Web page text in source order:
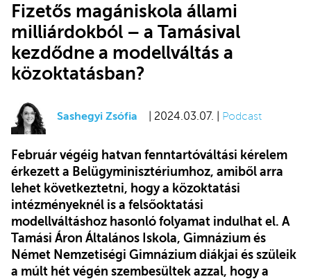
Fizetős magániskola állami
milliárdokból – a Tamásival
kezdődne a modellváltás a
közoktatásban?
Sashegyi Zsófia | 2024.03.07. | Podcast
Február végéig hatvan fenntartóváltási kérelem
érkezett a Belügyminisztériumhoz, amiből arra
lehet következtetni, hogy a közoktatási
intézményeknél is a felsőoktatási
modellváltáshoz hasonló folyamat indulhat el. A
Tamási Áron Általános Iskola, Gimnázium és
Német Nemzetiségi Gimnázium diákjai és szüleik
a múlt hét végén szembesültek azzal, hogy a